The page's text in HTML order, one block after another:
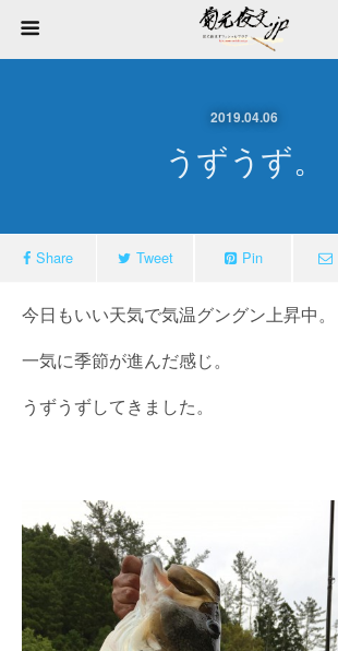
2019.04.06
うずうず。
Share Tweet Pin
今日もいい天気で気温グングン上昇中。
一気に季節が進んだ感じ。
うずうずしてきました。